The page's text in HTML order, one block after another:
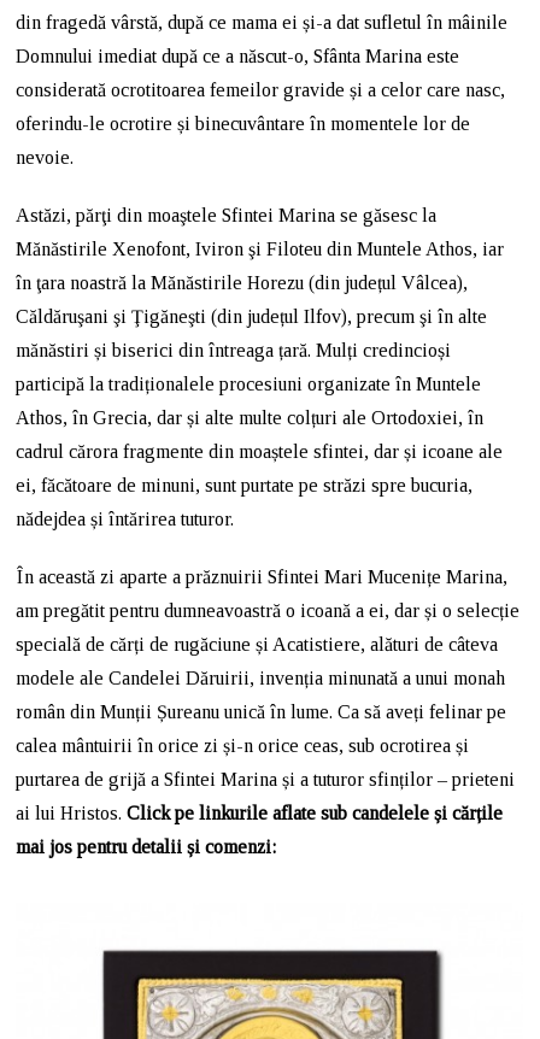
din fragedă vârstă, după ce mama ei și-a dat sufletul în mâinile
Domnului imediat după ce a născut-o, Sfânta Marina este
considerată ocrotitoarea femeilor gravide și a celor care nasc,
oferindu-le ocrotire și binecuvântare în momentele lor de
nevoie.
Astăzi, părţi din moaştele Sfintei Marina se găsesc la
Mănăstirile Xenofont, Iviron şi Filoteu din Muntele Athos, iar
în ţara noastră la Mănăstirile Horezu (din județul Vâlcea),
Căldăruşani şi Ţigăneşti (din județul Ilfov), precum şi în alte
mănăstiri și biserici din întreaga țară. Mulți credincioși
participă la tradiționalele procesiuni organizate în Muntele
Athos, în Grecia, dar și alte multe colțuri ale Ortodoxiei, în
cadrul cărora fragmente din moaștele sfintei, dar și icoane ale
ei, făcătoare de minuni, sunt purtate pe străzi spre bucuria,
nădejdea și întărirea tuturor.
În această zi aparte a prăznuirii Sfintei Mari Mucenițe Marina,
am pregătit pentru dumneavoastră o icoană a ei, dar și o selecție
specială de cărți de rugăciune și Acatistiere, alături de câteva
modele ale Candelei Dăruirii, invenția minunată a unui monah
român din Munții Șureanu unică în lume. Ca să aveți felinar pe
calea mântuirii în orice zi și-n orice ceas, sub ocrotirea și
purtarea de grijă a Sfintei Marina și a tuturor sfinților – prieteni
ai lui Hristos.Click pe linkurile aflate sub candelele și cărțile
mai jos pentru detalii și comenzi: